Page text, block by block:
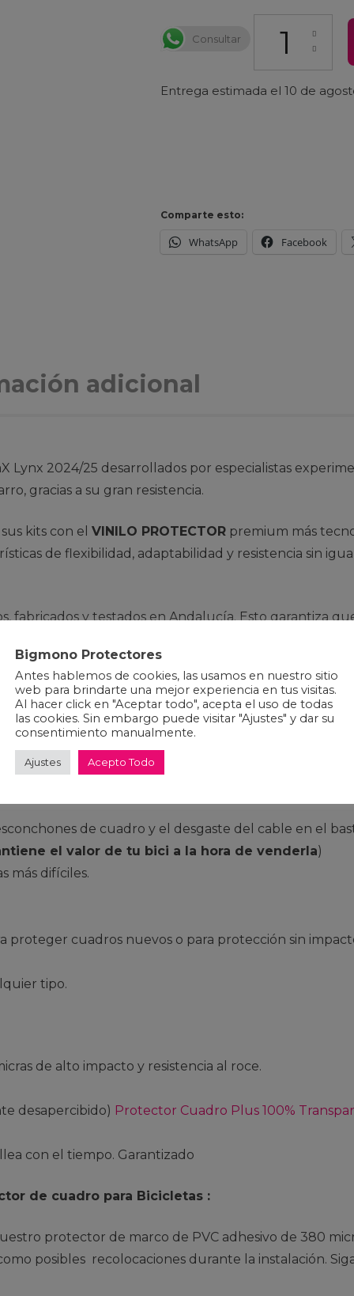
Consultar
Protector
Entrega estimada el 10 de
Comparte esto:
WhatsApp Facebook
adicional
Lynx 2024/25 desarrollados por especialistas
gracias a su gran resistencia.
kits con el VINILO PROTECTOR premium más
de flexibilidad, adaptabilidad y resistencia sin
fabricados y testados en Andalucía. Esto garantiza
PROTECTORde 380 micras de espesor.
dependiendo del modelo de la bici. Protector
cuadro se adapten casi al 100% de los modelos del
tu cuadro.
y durabilidad:
de cuadro y el desgaste del cable en el
el valor de tu bici a la hora de venderla)
más difíciles.
proteger cuadros nuevos o para protección sin
tipo.
de alto impacto y resistencia al roce.
desapercibido) Protector Cuadro Plus 100%
con el tiempo. Garantizado
de cuadro para Bicicletas :
protector de marco de PVC adhesivo de 380
posibles recolocaciones durante la instalación.
Bigmono Protectores
Antes hablemos de cookies, las usamos en nuestro sitio
web para brindarte una mejor experiencia en tus visitas.
Al hacer click en "Aceptar todo", acepta el uso de todas
las cookies. Sin embargo puede visitar "Ajustes" y dar su
consentimiento manualmente.
Ajustes Acepto Todo